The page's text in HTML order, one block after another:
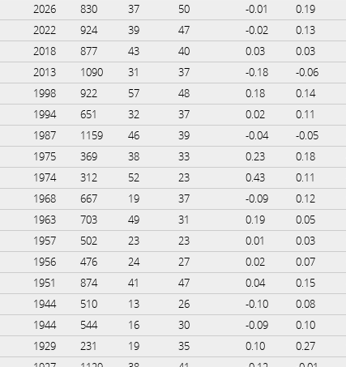
2026 830 37 50 -0.01 0.19
2022 924 39 47 -0.02 0.13
2018 877 43 40 0.03 0.03
2013 1090 31 37 -0.18 -0.06
1998 922 57 48 0.18 0.14
1994 651 32 37 0.02 0.11
1987 1159 46 39 -0.04 -0.05
1975 369 38 33 0.23 0.18
1974 312 52 23 0.43 0.11
1968 667 19 37 -0.09 0.12
1963 703 49 31 0.19 0.05
1957 502 23 23 0.01 0.03
1956 476 24 27 0.02 0.07
1951 874 41 47 0.04 0.15
1944 510 13 26 -0.10 0.08
1944 544 16 30 -0.09 0.10
1929 231 19 35 0.10 0.27